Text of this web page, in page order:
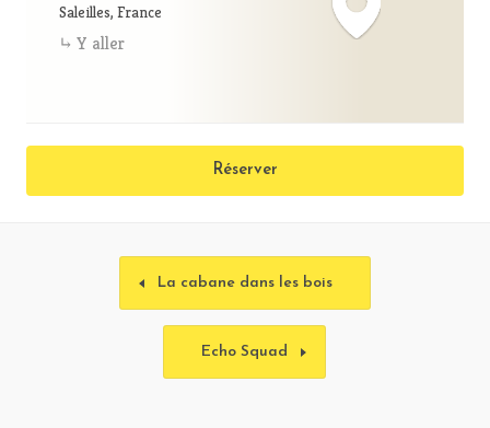
Saleilles, France
Y aller
Réserver
La cabane dans les bois
Echo Squad